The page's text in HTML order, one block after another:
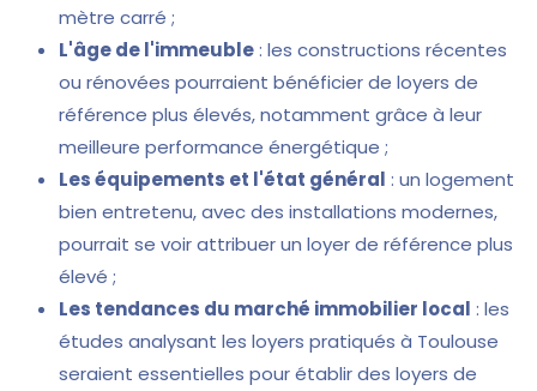
mètre carré ;
L'âge de l'immeuble: les constructions récentes
ou rénovées pourraient bénéficier de loyers de
référence plus élevés, notamment grâce à leur
meilleure performance énergétique ;
Les équipements et l'état général : un logement
bien entretenu, avec des installations modernes,
pourrait se voir attribuer un loyer de référence plus
élevé ;
Les tendances du marché immobilier local : les
études analysant les loyers pratiqués à Toulouse
seraient essentielles pour établir des loyers de